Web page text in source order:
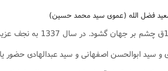
در سال 1316ق چشم
و سید ابوالحسن اصفهانی و سید عبدالهادی حضور